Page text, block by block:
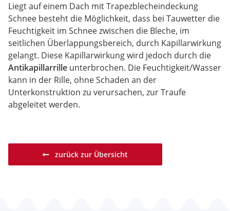
Liegt auf einem Dach mit Trapezblecheindeckung
Schnee besteht die Möglichkeit, dass bei Tauwetter die
Feuchtigkeit im Schnee zwischen die Bleche, im
seitlichen Überlappungsbereich, durch Kapillarwirkung
gelangt. Diese Kapillarwirkung wird jedoch durch die
Antikapillarrille unterbrochen. Die Feuchtigkeit/Wasser
kann in der Rille, ohne Schaden an der
Unterkonstruktion zu verursachen, zur Traufe
abgeleitet werden.
zurück zur Übersicht